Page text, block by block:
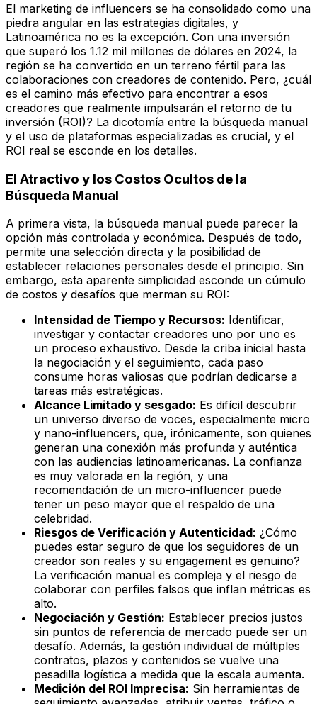
El marketing de influencers se ha consolidado como una
piedra angular en las estrategias digitales, y
Latinoamérica no es la excepción. Con una inversión
que superó los 1.12 mil millones de dólares en 2024, la
región se ha convertido en un terreno fértil para las
colaboraciones con creadores de contenido. Pero, ¿cuál
es el camino más efectivo para encontrar a esos
creadores que realmente impulsarán el retorno de tu
inversión (ROI)? La dicotomía entre la búsqueda manual
y el uso de plataformas especializadas es crucial, y el
ROI real se esconde en los detalles.
El Atractivo y los Costos Ocultos de la
Búsqueda Manual
A primera vista, la búsqueda manual puede parecer la
opción más controlada y económica. Después de todo,
permite una selección directa y la posibilidad de
establecer relaciones personales desde el principio. Sin
embargo, esta aparente simplicidad esconde un cúmulo
de costos y desafíos que merman su ROI:
Intensidad de Tiempo y Recursos: Identificar,
investigar y contactar creadores uno por uno es
un proceso exhaustivo. Desde la criba inicial hasta
la negociación y el seguimiento, cada paso
consume horas valiosas que podrían dedicarse a
tareas más estratégicas.
Alcance Limitado y sesgado: Es difícil descubrir
un universo diverso de voces, especialmente micro
y nano-influencers, que, irónicamente, son quienes
generan una conexión más profunda y auténtica
con las audiencias latinoamericanas. La confianza
es muy valorada en la región, y una
recomendación de un micro-influencer puede
tener un peso mayor que el respaldo de una
celebridad.
Riesgos de Verificación y Autenticidad: ¿Cómo
puedes estar seguro de que los seguidores de un
creador son reales y su engagement es genuino?
La verificación manual es compleja y el riesgo de
colaborar con perfiles falsos que inflan métricas es
alto.
Negociación y Gestión: Establecer precios justos
sin puntos de referencia de mercado puede ser un
desafío. Además, la gestión individual de múltiples
contratos, plazos y contenidos se vuelve una
pesadilla logística a medida que la escala aumenta.
Medición del ROI Imprecisa: Sin herramientas de